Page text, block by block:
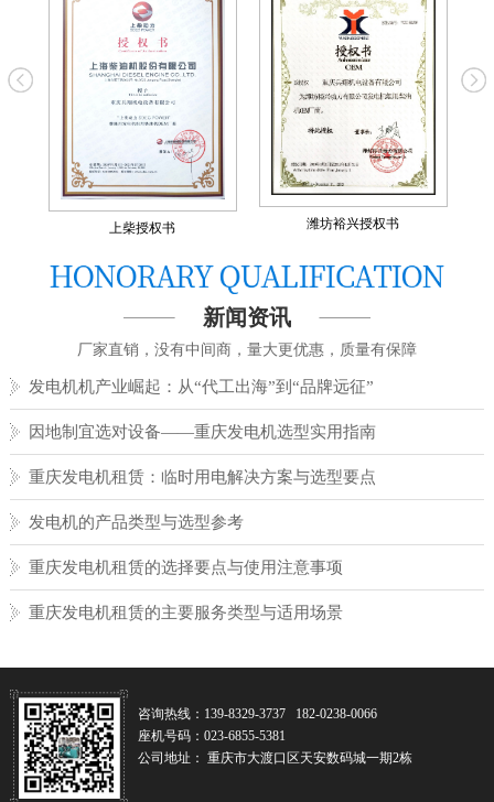
上柴授权书 潍坊裕兴授权书
新闻资讯
厂家直销，没有中间商，量大更优惠，质量有保障
发电机机产业崛起：从“代工出海”到“品牌远征”
因地制宜选对设备——重庆发电机选型实用指南
重庆发电机租赁：临时用电解决方案与选型要点
发电机的产品类型与选型参考
重庆发电机租赁的选择要点与使用注意事项
重庆发电机租赁的主要服务类型与适用场景
咨询热线：139-8329-3737 182-0238-0066
座机号码：023-6855-5381
公司地址： 重庆市大渡口区天安数码城一期2栋